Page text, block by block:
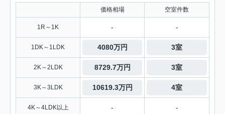
価格相場 空室件数
1R～1K - -
1DK～1LDK 4080万円 3室
2K～2LDK 8729.7万円 3室
3K～3LDK 10619.3万円 4室
4K～4LDK以上 - -